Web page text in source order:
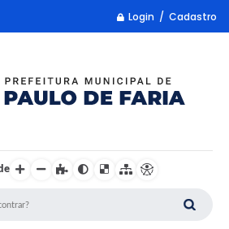
Login / Cadastro